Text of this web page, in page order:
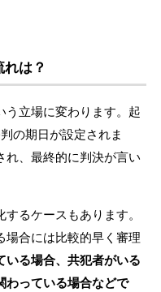
は？
う立場に変わります。起
の期日が設定されま
れ、最終的に判決が言い
るケースもあります。
場合には比較的早く審理
いる場合、共犯者がいる
わっている場合などで